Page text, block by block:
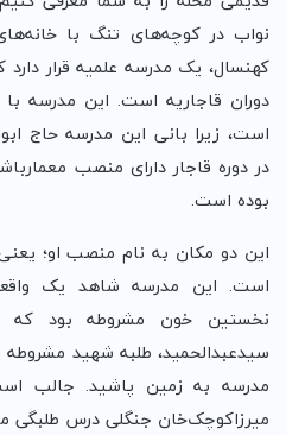
نواب در کوچه‌های تنگ با
کهنسال، یک مدرسه علمیه قرار
دوران قاجاریه است. این مدرسه
است، زیرا بانی این مدرسه حاج
در دوره قاجار دارای منصب
بوده است.
این دو مکان به نام منصب او؛
است. این مدرسه شاهد یک
سیدعبدالحمید، طلبه شهید
مدرسه به زمین پاشید. جالب
میرزاکوچک‌خان جنگلی درس طلبگی